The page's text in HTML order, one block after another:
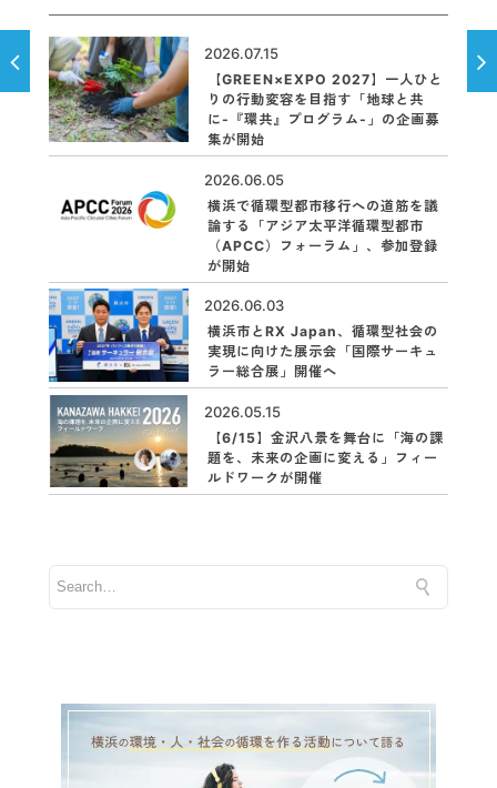
2026.07.15
【GREEN×EXPO 2027】一人ひと
りの行動変容を目指す「地球と共
に-『環共』プログラム-」の企画募
集が開始
2026.06.05
横浜で循環型都市移行への道筋を議
論する「アジア太平洋循環型都市
（APCC）フォーラム」、参加登録
が開始
2026.06.03
横浜市とRX Japan、循環型社会の
実現に向けた展示会「国際サーキュ
ラー総合展」開催へ
2026.05.15
【6/15】金沢八景を舞台に「海の課
題を、未来の企画に変える」フィー
ルドワークが開催